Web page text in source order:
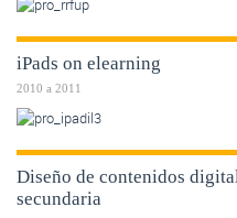
iPads on elearning
2010 a 2011
Diseño de contenidos
secundaria